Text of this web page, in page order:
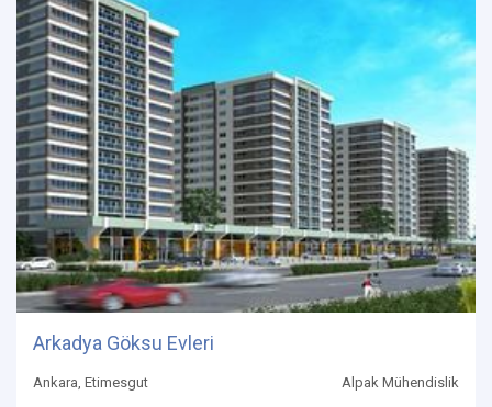
Arkadya Göksu Evleri
Ankara, Etimesgut Alpak Mühendislik